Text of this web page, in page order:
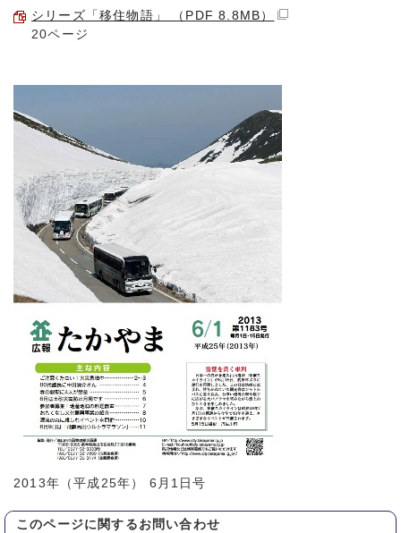
シリーズ「移住物語」 （PDF 8.8MB）
20ページ
2013年（平成25年） 6月1日号
このページに関する お問い合わせ